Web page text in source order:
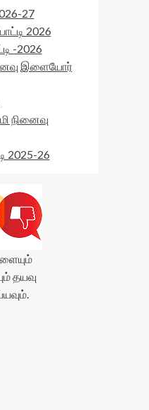
27
2026
-2026
இளையோர்
நினைவு
2025-26
தயவு